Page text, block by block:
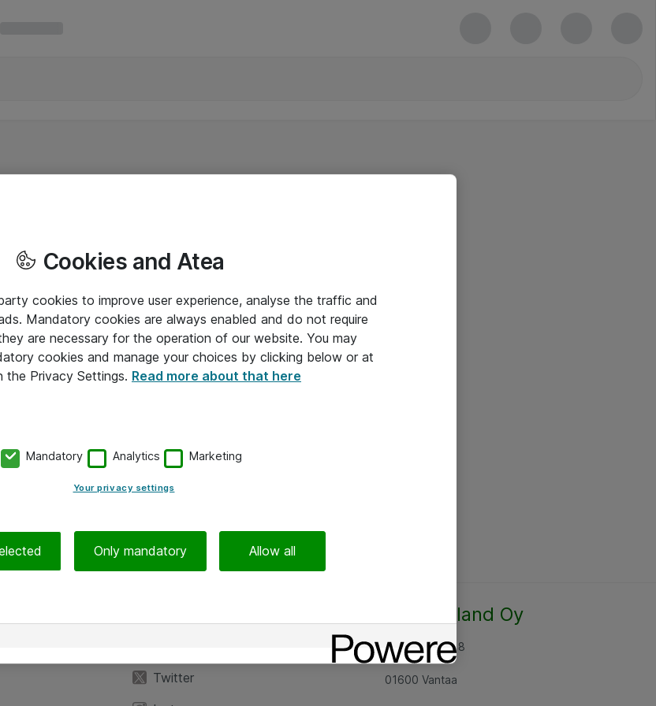
Hinnat eivät sisällä arvonlisäveroa
Twitter
Atea Finland Oy
Rajatorpantie 8
01600 Vantaa
Cookies and Atea
cookies to improve user experience, analyse the traffic and
Mandatory cookies are always enabled and do not require
are necessary for the operation of our website. You may
cookies and manage your choices by clicking below or at
the Privacy Settings. Read more about that here
Mandatory Analytics Marketing
Your privacy settings
Only mandatory Allow all